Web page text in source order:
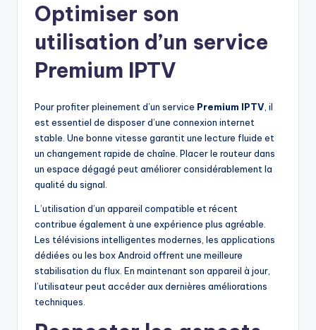
Optimiser son
utilisation d’un service
Premium IPTV
Pour profiter pleinement d’un service Premium IPTV , il
est essentiel de disposer d’une connexion internet
stable. Une bonne vitesse garantit une lecture fluide et
un changement rapide de chaîne. Placer le routeur dans
un espace dégagé peut améliorer considérablement la
qualité du signal.
L’utilisation d’un appareil compatible et récent
contribue également à une expérience plus agréable.
Les télévisions intelligentes modernes, les applications
dédiées ou les box Android offrent une meilleure
stabilisation du flux. En maintenant son appareil à jour,
l’utilisateur peut accéder aux dernières améliorations
techniques.